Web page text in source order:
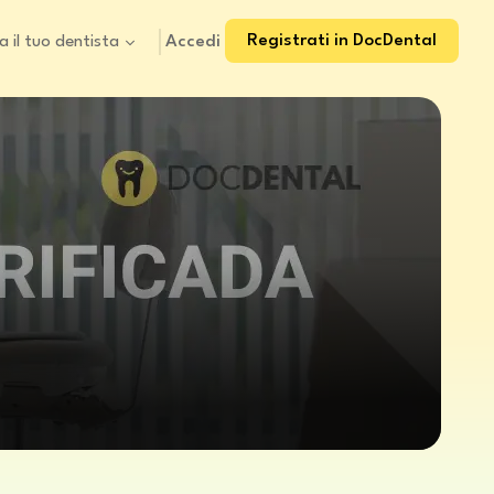
il tuo dentista Accedi Registrati in DocDental